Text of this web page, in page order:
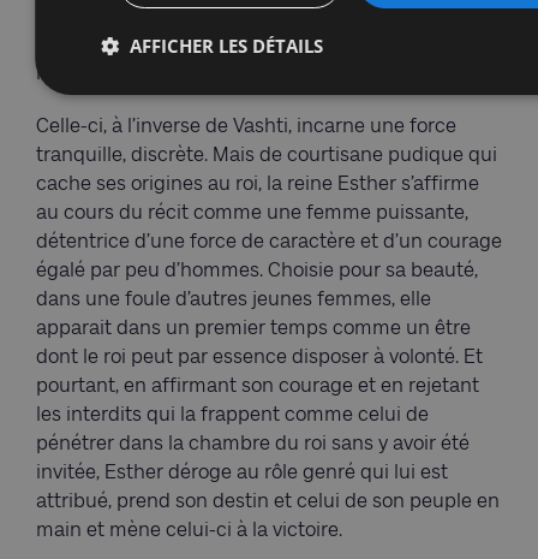
cette position d’affirmation de la dignité féminine
dans la première partie du récit qui ouvre la voie à
l’entrée en scène du personnage d’Esther.
Celle-ci, à l’inverse de Vashti, incarne une force
tranquille, discrète. Mais de courtisane pudique qui
cache ses origines au roi, la reine Esther s’affirme
au cours du récit comme une femme puissante,
détentrice d’une force de caractère et d’un courage
égalé par peu d’hommes. Choisie pour sa beauté,
dans une foule d’autres jeunes femmes, elle
apparait dans un premier temps comme un être
dont le roi peut par essence disposer à volonté. Et
pourtant, en affirmant son courage et en rejetant
les interdits qui la frappent comme celui de
pénétrer dans la chambre du roi sans y avoir été
invitée, Esther déroge au rôle genré qui lui est
attribué, prend son destin et celui de son peuple en
main et mène celui-ci à la victoire.
AFFICHER LES DÉTAILS